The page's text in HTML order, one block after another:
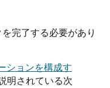
完了する必要があり
ションを構成す
明されている次